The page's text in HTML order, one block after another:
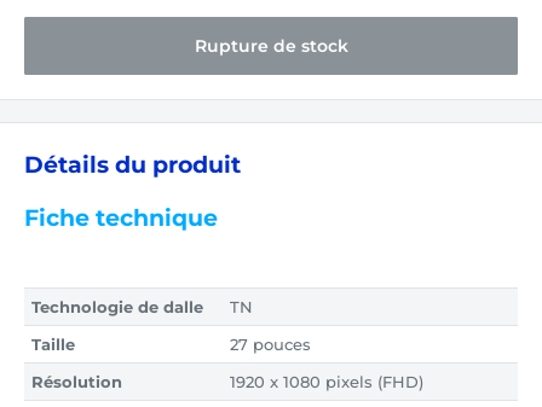
Rupture de stock
Détails du produit
Fiche technique
Technologie de dalle
TN
Taille
27 pouces
Résolution
1920 x 1080 pixels (FHD)